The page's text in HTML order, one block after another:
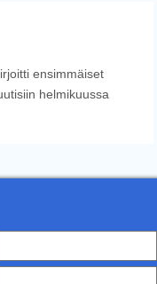
ensimmäiset
helmikuussa